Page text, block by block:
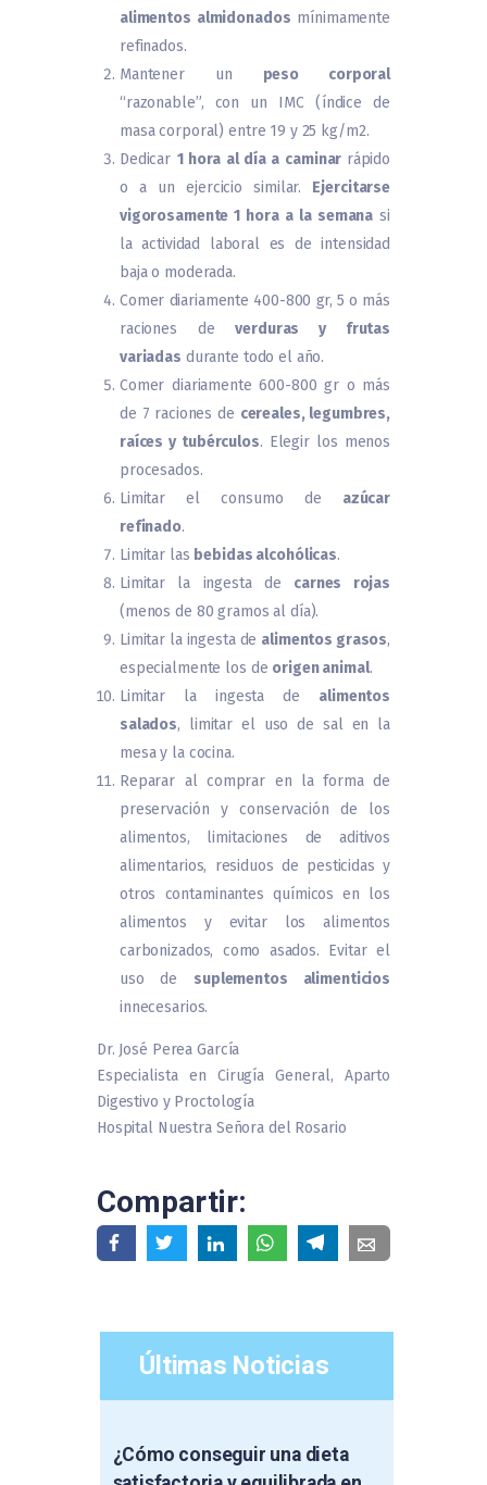
alimentos almidonados mínimamente
refinados.
Mantener un peso corporal
“razonable”, con un IMC (índice de
masa corporal) entre 19 y 25 kg/m2.
Dedicar 1 hora al día a caminar rápido
o a un ejercicio similar. Ejercitarse
vigorosamente 1 hora a la semana si
la actividad laboral es de intensidad
baja o moderada.
Comer diariamente 400-800 gr, 5 o más
raciones deverduras y frutas
variadas durante todo el año.
Comer diariamente 600-800 gr o más
de 7 raciones de cereales, legumbres,
raíces y tubérculos. Elegir los menos
procesados.
Limitar el consumo de azúcar
refinado.
Limitar las bebidas alcohólicas.
Limitar la ingesta de carnes rojas
(menos de 80 gramos al día).
Limitar la ingesta de alimentos grasos,
especialmente los de origen animal.
Limitar la ingesta de alimentos
salados, limitar el uso de sal en la
mesa y la cocina.
Reparar al comprar en la forma de
preservación y conservación de los
alimentos, limitaciones de aditivos
alimentarios, residuos de pesticidas y
otros contaminantes químicos en los
alimentos y evitar los alimentos
carbonizados, como asados. Evitar el
uso de suplementos alimenticios
innecesarios.
Dr. José Perea García
Especialista en Cirugía General, Aparto
Digestivo y Proctología
Hospital Nuestra Señora del Rosario
Compartir:
Últimas Noticias
¿Cómo conseguir una dieta